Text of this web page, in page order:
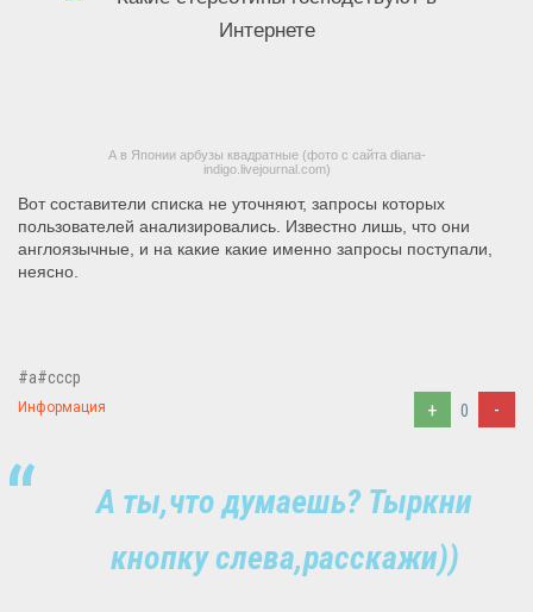
А в Японии арбузы квадратные (фото с сайта diana-
indigo.livejournal.com)
Вот составители списка не уточняют, запросы которых
пользователей анализировались. Известно лишь, что они
англоязычные, и на какие какие именно запросы поступали,
неясно.
#a#ссср
Информация + 0 -
А ты,что думаешь? Тыркни
кнопку слева,расскажи))